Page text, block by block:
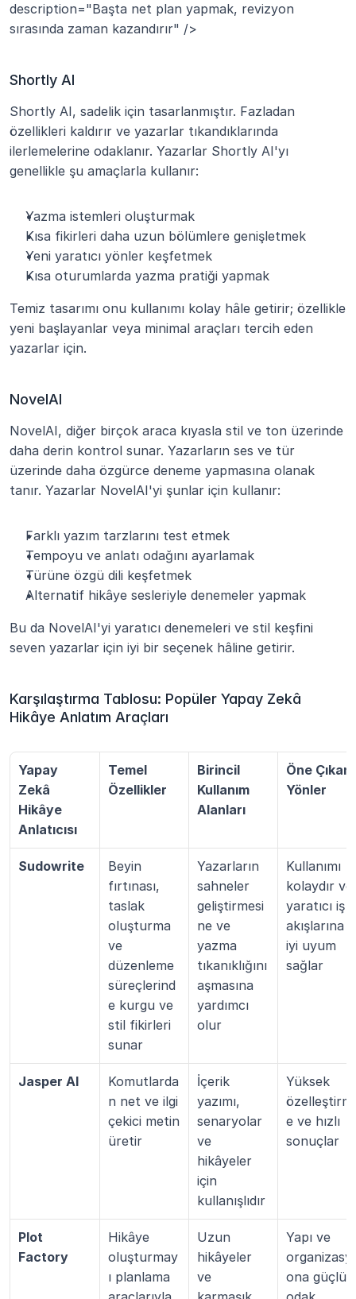
description="Başta net plan yapmak, revizyon
sırasında zaman kazandırır" />
Shortly AI
Shortly AI, sadelik için tasarlanmıştır. Fazladan
özellikleri kaldırır ve yazarlar tıkandıklarında
ilerlemelerine odaklanır. Yazarlar Shortly AI'yı
genellikle şu amaçlarla kullanır:
Yazma istemleri oluşturmak
Kısa fikirleri daha uzun bölümlere genişletmek
Yeni yaratıcı yönler keşfetmek
Kısa oturumlarda yazma pratiği yapmak
Temiz tasarımı onu kullanımı kolay hâle getirir; özellikle
yeni başlayanlar veya minimal araçları tercih eden
yazarlar için.
NovelAI
NovelAI, diğer birçok araca kıyasla stil ve ton üzerinde
daha derin kontrol sunar. Yazarların ses ve tür
üzerinde daha özgürce deneme yapmasına olanak
tanır. Yazarlar NovelAI'yi şunlar için kullanır:
Farklı yazım tarzlarını test etmek
Tempoyu ve anlatı odağını ayarlamak
Türüne özgü dili keşfetmek
Alternatif hikâye sesleriyle denemeler yapmak
Bu da NovelAI'yi yaratıcı denemeleri ve stil keşfini
seven yazarlar için iyi bir seçenek hâline getirir.
Karşılaştırma Tablosu: Popüler Yapay Zekâ
Hikâye Anlatım Araçları
Yapay
Zekâ
Hikâye
Anlatıcısı
Temel
Özellikler
Birincil
Kullanım
Alanları
Öne Çıkan
Yönler
Sudowrite
Beyin
fırtınası,
taslak
oluşturma
ve
düzenleme
süreçlerind
e kurgu ve
stil fikirleri
sunar
Yazarların
sahneler
geliştirmesi
ne ve
yazma
tıkanıklığını
aşmasına
yardımcı
olur
Kullanımı
kolaydır ve
yaratıcı iş
akışlarına
iyi uyum
sağlar
Jasper AI
Komutlarda
n net ve ilgi
çekici metin
üretir
İçerik
yazımı,
senaryolar
ve
hikâyeler
için
kullanışlıdır
Yüksek
özelleştirm
e ve hızlı
sonuçlar
Plot
Factory
Hikâye
oluşturmay
ı planlama
Uzun
hikâyeler
ve
Yapı ve
organizasy
ona güçlü